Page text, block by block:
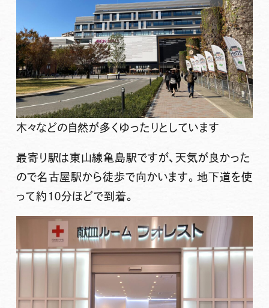
木々などの自然が多くゆったりとしています
最寄り駅は東山線亀島駅ですが、天気が良かった
ので名古屋駅から徒歩で向かいます。地下道を使
って約１０分ほどで到着。